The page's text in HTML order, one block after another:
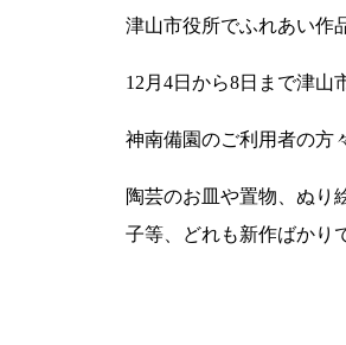
津山市役所でふれあい作
12月4日から8日まで津山
神南備園のご利用者の方
陶芸のお皿や置物、ぬり
子等、どれも新作ばかり